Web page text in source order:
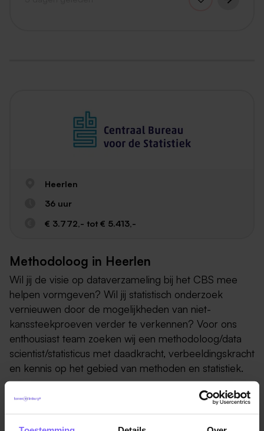
Heerlen
36 uur
€ 3.772,- tot € 5.413,-
Methodoloog in Heerlen
Wil jij de visie op dataverzameling bij het CBS mee
helpen vormgeven? Wil jij statistisch onderzoek
vernieuwen door de mogelijkheden van niet-
kanssteekproeven verder te verkennen? Voor ons
enthousiast team zoeken wij een methodoloog/data
scientist/statisticus met daadkracht, verbeeldingskracht
en kennis op het gebied van methoden en statistiek.
Waar jij het verschil maakt
Als methodoloog adviseer én onderzoek je hoe onze